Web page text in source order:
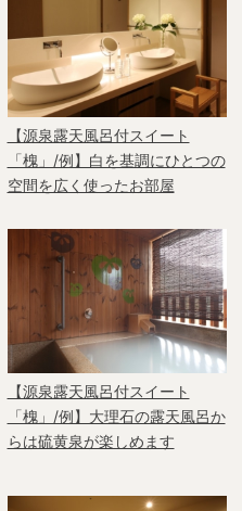
【源泉露天風呂付スイート
「槐」/例】白を基調にひとつの
空間を広く使ったお部屋
【源泉露天風呂付スイート
「槐」/例】大理石の露天風呂か
らは硫黄泉が楽しめます